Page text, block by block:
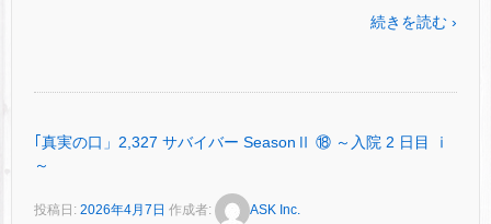
続きを読む ›
｢真実の口」2,327 サバイバー SeasonⅡ ⑱ ～入院 2 日目 ⅰ
～
投稿日: 2026年4月7日 作成者: ASK Inc.